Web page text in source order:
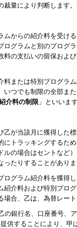
量により判断します。
ムからの紹介料を受け
グラムと別のプログ
の支払いの留保およ
または特別プログラ
いつでも制限の全部
介料の制限 」といいま
が当該月に獲得した
トラッキングするた
の場合はセントなど
ったりすることがあり
グラム紹介料を獲得
介料および特別プロ
合、乙は、為替レー
銀行名、口座番号、
供することにより、